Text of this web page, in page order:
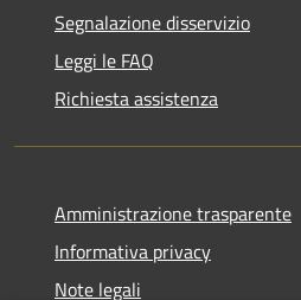
Segnalazione disservizio
Leggi le FAQ
Richiesta assistenza
Amministrazione trasparente
Informativa privacy
Note legali